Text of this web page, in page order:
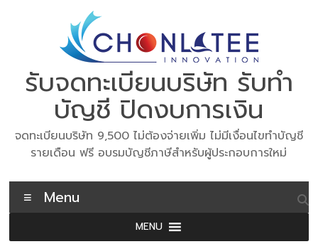
รับจดทะเบียนบริษัท รับทำ
บัญชี ปิดงบการเงิน
จดทะเบียนบริษัท 9,500 ไม่ต้องจ่ายเพิ่ม ไม่มีเงื่อนไขทำบัญชี
รายเดือน ฟรี อบรมบัญชีภาษีสำหรับผู้ประกอบการใหม่
Menu
MENU